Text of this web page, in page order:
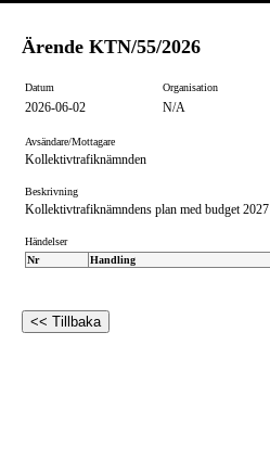
Ärende KTN/55/2026
Datum Organisation
2026-06-02 N/A
Avsändare/Mottagare
Kollektivtrafiknämnden
Beskrivning
Kollektivtrafiknämndens plan med budget 2027
Händelser
Nr
Handling